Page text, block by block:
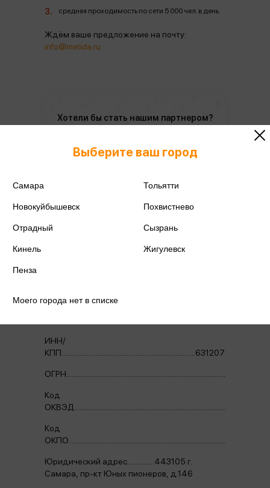
Хотели бы стать нашим партнером?
Оставить заявку
средняя проходимость по сети 5 000 чел. в день.
Ждём ваше предложение на почту:
info@metida.ru
организации.......................................................ООО
ИНН/
КПП..........................................................................6312079590/
Код
Код
Юридический адрес...............443105 г.
Самара, пр-кт Юных пионеров, д.146
Выберите ваш город
Самара Тольятти
Новокуйбышевск Похвистнево
Отрадный Сызрань
Кинель Жигулевск
Пенза
Моего города нет в списке